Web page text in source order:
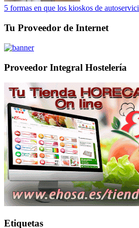
5 formas en que los kioskos de
Tu Proveedor de Internet
Proveedor Integral Hostelería
Etiquetas